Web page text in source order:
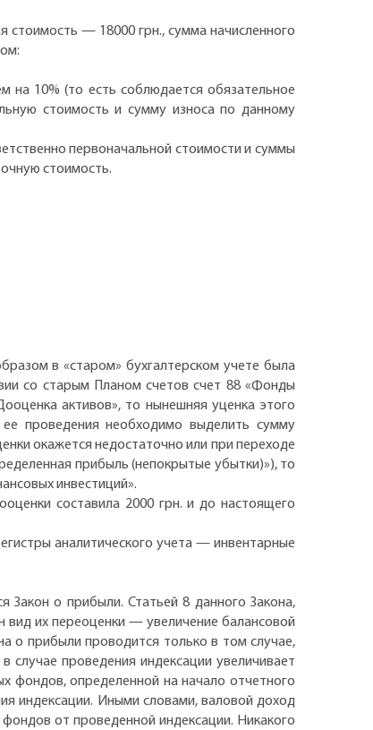
стоимость — 18000 грн., сумма начисленного
на 10% (то есть соблюдается обязательное
стоимость и сумму износа по данному
первоначальной стоимости и суммы
стоимость.
в «старом» бухгалтерском учете была
со старым Планом счетов счет 88 «Фонды
активов», то нынешняя уценка этого
проведения необходимо выделить сумму
окажется недостаточно или при переходе
прибыль (непокрытые убытки)»), то
инвестиций».
составила 2000 грн. и до настоящего
аналитического учета — инвентарные
Закон о прибыли. Статьей 8 данного Закона,
их переоценки — увеличение балансовой
о прибыли проводится только в том случае,
проведения индексации увеличивает
фондов, определенной на начало отчетного
индексации. Иными словами, валовой доход
от проведенной индексации. Никакого